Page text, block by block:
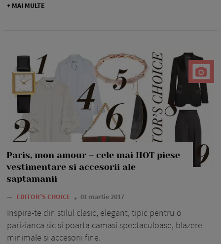
+ MAI MULTE
Paris, mon amour – cele mai HOT piese
vestimentare si accesorii ale
saptamanii
— EDITOR’S CHOICE 01 martie 2017
Inspira-te din stilul clasic, elegant, tipic pentru o
parizianca sic si poarta camasi spectaculoase, blazere
minimale si accesorii fine.